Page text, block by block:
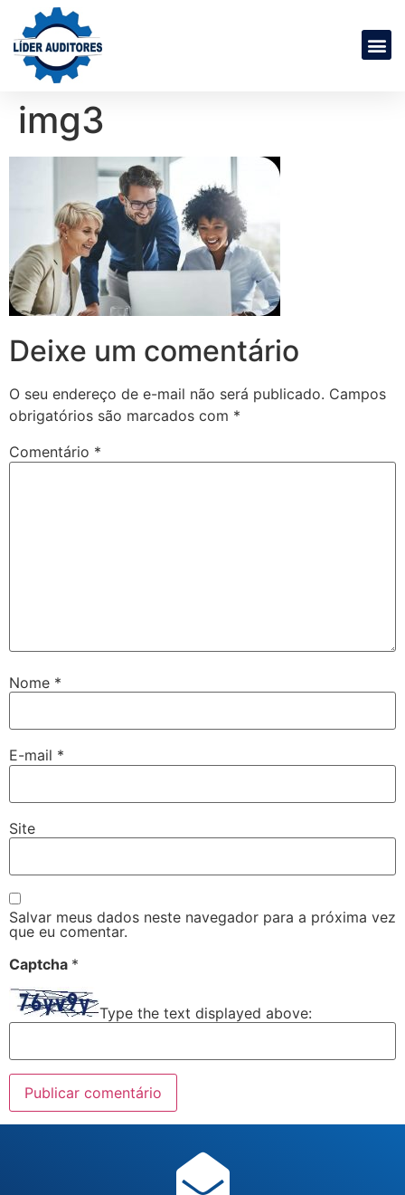
img3
Deixe um comentário
O seu endereço de e-mail não será publicado. Campos
obrigatórios são marcados com *
Comentário *
Nome *
E-mail *
Site
Salvar meus dados neste navegador para a próxima vez
que eu comentar.
Captcha *
Type the text displayed above: